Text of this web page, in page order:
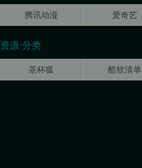
腾讯动漫 爱奇艺
资源·分类
茶杯狐 酷软清单